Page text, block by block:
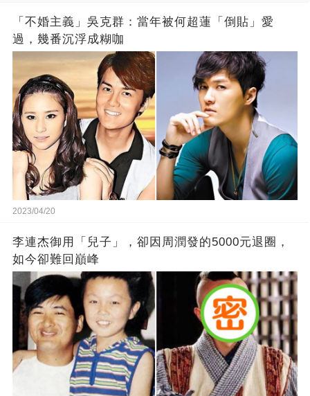
「不婚主義」吳克群：當年被何超蓮「倒貼」愛
過，幾番沉浮成糊咖
2023/04/20
李連杰御用「兒子」，卻因周潤發的5000元退圈，
如今卻難回巔峰